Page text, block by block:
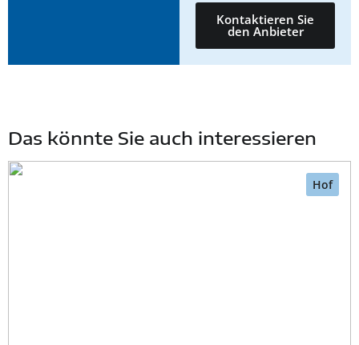
Kontaktieren Sie
den Anbieter
Das könnte Sie auch interessieren
Hof